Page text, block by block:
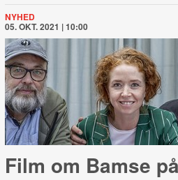
NYHED
05. OKT. 2021 | 10:00
Film om Bamse